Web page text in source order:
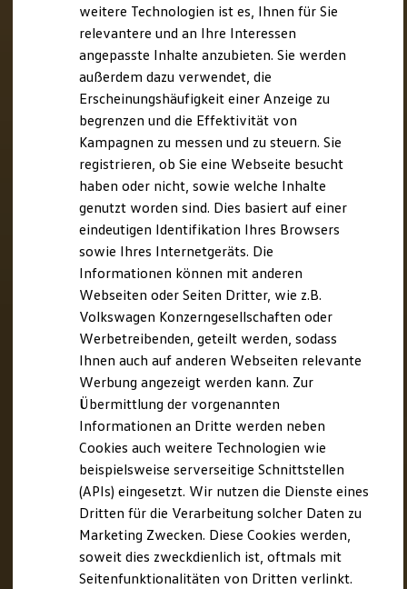
Software und Konnektivität
Die ID. Software 6
ID. Software Versionen und Updates
Digitale Extras
Schnittstellen zu Ihrem ID.
Marke und Erlebnis
Volkswagen R und R Experience
R-Modelle
R Experience
Driving Experience
Volkswagen entdecken
Werkbesichtigung
Lifestyle Shop
T-Roc Kollektion
Golf Kollektion
Volkswagen Kollektion
R-Kollektion
GTI Kollektion
Fußball Drop
we drive football
#wedriveproud
Besitzer und Service
myVolkswagen
Software Updates
Service und Ersatzteile
Inspektion und HU/AU
Reparaturen und Checks
Motorenöl und Flüssigkeiten
Räder und Reifen
Pannen- und Unfallhilfe
Economy Service
Volkswagen Teile
Zubehör
weitere Technologien ist es, Ihnen für Sie
relevantere und an Ihre Interessen
angepasste Inhalte anzubieten. Sie werden
außerdem dazu verwendet, die
Erscheinungshäufigkeit einer Anzeige zu
begrenzen und die Effektivität von
Kampagnen zu messen und zu steuern. Sie
registrieren, ob Sie eine Webseite besucht
haben oder nicht, sowie welche Inhalte
genutzt worden sind. Dies basiert auf einer
eindeutigen Identifikation Ihres Browsers
sowie Ihres Internetgeräts. Die
Informationen können mit anderen
Webseiten oder Seiten Dritter, wie z.B.
Volkswagen Konzerngesellschaften oder
Werbetreibenden, geteilt werden, sodass
Ihnen auch auf anderen Webseiten relevante
Werbung angezeigt werden kann. Zur
Übermittlung der vorgenannten
Informationen an Dritte werden neben
Cookies auch weitere Technologien wie
beispielsweise serverseitige Schnittstellen
(APIs) eingesetzt. Wir nutzen die Dienste eines
Dritten für die Verarbeitung solcher Daten zu
Marketing Zwecken. Diese Cookies werden,
soweit dies zweckdienlich ist, oftmals mit
Seitenfunktionalitäten von Dritten verlinkt.